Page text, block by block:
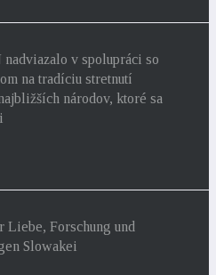
v spolupráci so
na tradíciu stretnutí
národov, ktoré sa
Liebe, Forschung und
Slowakei